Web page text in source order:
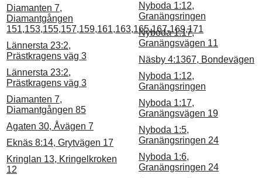
Diamanten 7,
Diamantgången
151,153,155,157,159,161,163,165,167,169,171
Lännersta 23:2,
Prästkragens väg 3
Lännersta 23:2,
Prästkragens väg 3
Diamanten 7,
Diamantgången 85
Agaten 30, Åvägen 7
Eknäs 8:14, Grytvägen 17
Kringlan 13, Kringelkroken
12
Nyboda 1:12,
Granängsringen
Nyboda 1:17,
Granängsvägen 11
Näsby 4:1367, Bondevägen
Nyboda 1:12,
Granängsringen
Nyboda 1:17,
Granängsvägen 19
Nyboda 1:5,
Granängsringen 24
Nyboda 1:6,
Granängsringen 24